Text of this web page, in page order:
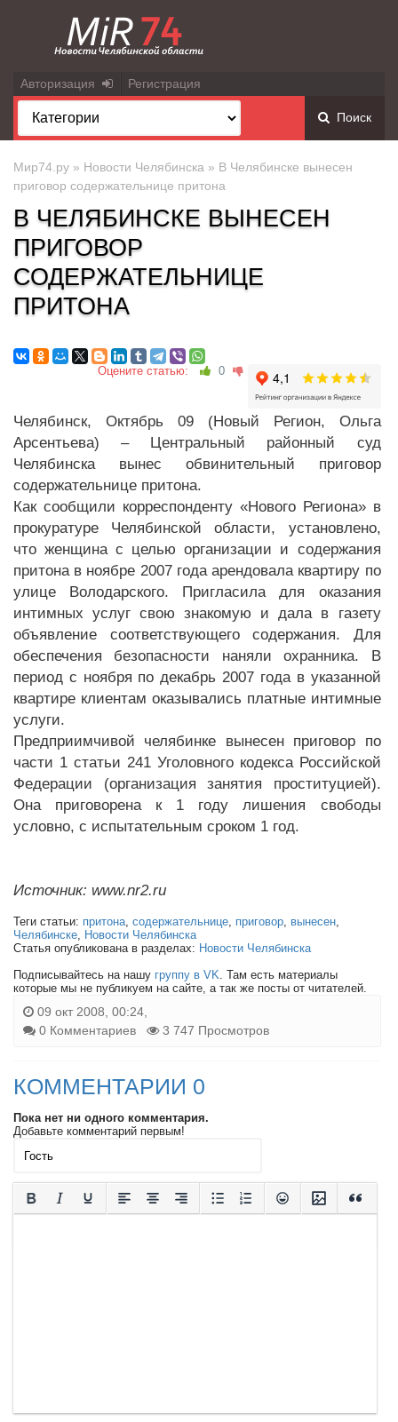
Авторизация Регистрация
Поиск
Мир74.ру » Новости Челябинска » В Челябинске вынесен
приговор содержательнице притона
В ЧЕЛЯБИНСКЕ ВЫНЕСЕН
ПРИГОВОР
СОДЕРЖАТЕЛЬНИЦЕ
ПРИТОНА
Оцените статью: 0
Челябинск, Октябрь 09 (Новый Регион, Ольга
Арсентьева) – Центральный районный суд
Челябинска вынес обвинительный приговор
содержательнице притона.
Как сообщили корреспонденту «Нового Региона» в
прокуратуре Челябинской области, установлено,
что женщина с целью организации и содержания
притона в ноябре 2007 года арендовала квартиру по
улице Володарского. Пригласила для оказания
интимных услуг свою знакомую и дала в газету
объявление соответствующего содержания. Для
обеспечения безопасности наняли охранника. В
период с ноября по декабрь 2007 года в указанной
квартире клиентам оказывались платные интимные
услуги.
Предприимчивой челябинке вынесен приговор по
части 1 статьи 241 Уголовного кодекса Российской
Федерации (организация занятия проституцией).
Она приговорена к 1 году лишения свободы
условно, с испытательным сроком 1 год.
Источник: www.nr2.ru
Теги статьи: притона, содержательнице, приговор, вынесен,
Челябинске, Новости Челябинска
Статья опубликована в разделах: Новости Челябинска
Подписывайтесь на нашу группу в VK. Там есть материалы
которые мы не публикуем на сайте, а так же посты от читателей.
09 окт 2008, 00:24,
0 Комментариев
3 747 Просмотров
КОММЕНТАРИИ 0
Пока нет ни одного комментария.
Добавьте комментарий первым!